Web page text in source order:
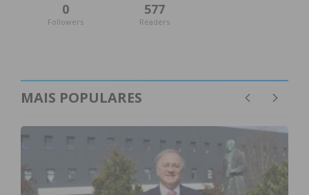
0
Followers
577
Readers
MAIS POPULARES